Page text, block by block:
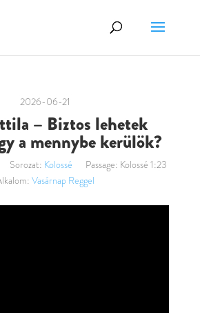
2026-06-21
– Biztos lehetek
a mennybe kerülök?
Sorozat: Kolossé Passage: Kolossé 1:23
Vasárnap Reggel